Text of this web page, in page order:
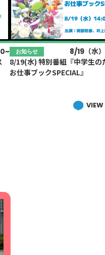
PLAYパワープレイ
G-Selection
STAY TUNED!バック
お知らせ
8/19（水
8/19(水) 特別番組『中学生の
お仕事ブックSPECIAL』
)
お知らせ
7/29(水
特別番組｢NOTICE～Ivy to
Fraudulent Game SPECIAL